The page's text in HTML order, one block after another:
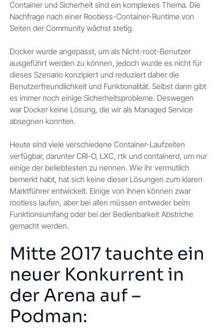
Container und Sicherheit sind ein komplexes Thema. Die
Nachfrage nach einer Rootless-Container-Runtime von
Seiten der Community wächst stetig.
Docker wurde angepasst, um als Nicht-root-Benutzer
ausgeführt werden zu können, jedoch wurde es nicht für
dieses Szenario konzipiert und reduziert daher die
Benutzerfreundlichkeit und Funktionalität. Selbst dann gibt
es immer noch einige Sicherheitsprobleme. Deswegen
war Docker keine Lösung, die wir als Managed Service
absegnen konnten.
Heute sind viele verschiedene Container-Laufzeiten
verfügbar, darunter CRI-O, LXC, rtk und containerd, um nur
einige der beliebtesten zu nennen. Wie ihr vermutlich
bemerkt habt, hat sich keine dieser Lösungen zum klaren
Marktführer entwickelt. Einige von ihnen können zwar
rootless laufen, aber bei allen müssen entweder beim
Funktionsumfang oder bei der Bedienbarkeit Abstriche
gemacht werden.
Mitte 2017 tauchte ein
neuer Konkurrent in
der Arena auf –
Podman: